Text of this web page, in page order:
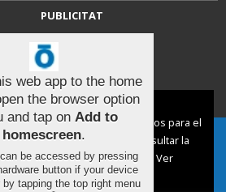
PUBLICITAT
CONTACTE
d'ús|Protecció de
web app to the home
the browser option
and tap on Add to
homescreen.
be accessed by pressing
button if your device
by tapping the top right menu
el Uso de cookies:
cookies nuestras y de terceros para el
del digital. Puedes consultar la
y como desconectarlas.
Ver
de Privacidad y Cookies